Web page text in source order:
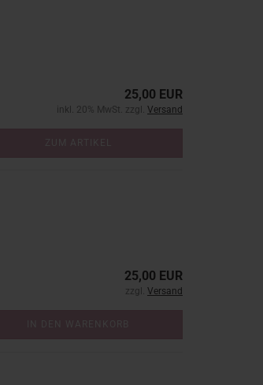
25,00 EUR
inkl. 20% MwSt. zzgl. Versand
25,00 EUR
zzgl. Versand